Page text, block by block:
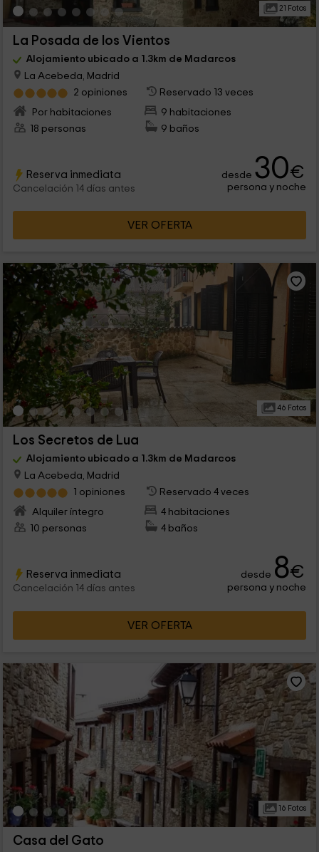
21 Fotos
La Posada de los Vientos
Alojamiento ubicado a 1.3km de Madarcos
La Acebeda, Madrid
2 opiniones
Reservado 13 veces
Por habitaciones
9 habitaciones
18 personas
9 baños
Reserva inmediata
Cancelación 14 días antes
desde 30€
persona y noche
VER OFERTA
46 Fotos
Los Secretos de Lua
Alojamiento ubicado a 1.3km de Madarcos
La Acebeda, Madrid
1 opiniones
Reservado 4 veces
Alquiler íntegro
4 habitaciones
10 personas
4 baños
Reserva inmediata
Cancelación 14 días antes
desde 8€
persona y noche
VER OFERTA
16 Fotos
Casa del Gato